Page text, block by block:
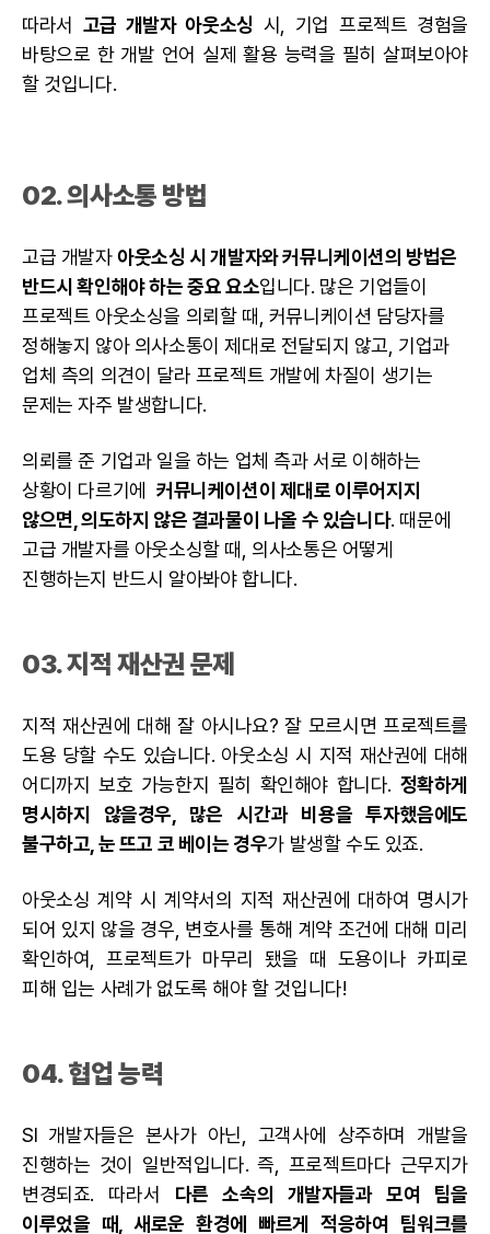
따라서 고급 개발자 아웃소싱 시, 기업 프로젝트 경험을
바탕으로 한 개발 언어 실제 활용 능력을 필히 살펴보아야
할 것입니다.
02. 의사소통 방법
고급 개발자아웃소싱 시 개발자와 커뮤니케이션의 방법은
반드시 확인해야 하는 중요 요소입니다. 많은 기업들이
프로젝트 아웃소싱을 의뢰할 때, 커뮤니케이션 담당자를
정해놓지 않아 의사소통이 제대로 전달되지 않고, 기업과
업체 측의 의견이 달라 프로젝트 개발에 차질이 생기는
문제는 자주 발생합니다.
의뢰를 준 기업과 일을 하는 업체 측과 서로 이해하는
상황이 다르기에 커뮤니케이션이 제대로 이루어지지
않으면, 의도하지 않은 결과물이 나올 수 있습니다. 때문에
고급 개발자를 아웃소싱할 때, 의사소통은 어떻게
진행하는지 반드시 알아봐야 합니다.
03. 지적 재산권 문제
지적 재산권에 대해 잘 아시나요? 잘 모르시면 프로젝트를
도용 당할 수도 있습니다. 아웃소싱 시 지적 재산권에 대해
어디까지 보호 가능한지 필히 확인해야 합니다. 정확하게
명시하지 않을경우, 많은 시간과 비용을 투자했음에도
불구하고, 눈 뜨고 코 베이는 경우가 발생할 수도 있죠.
아웃소싱 계약 시 계약서의 지적 재산권에 대하여 명시가
되어 있지 않을 경우, 변호사를 통해 계약 조건에 대해 미리
확인하여, 프로젝트가 마무리 됐을 때 도용이나 카피로
피해 입는 사례가 없도록 해야 할 것입니다!
04. 협업 능력
SI 개발자들은 본사가 아닌, 고객사에 상주하며 개발을
진행하는 것이 일반적입니다. 즉, 프로젝트마다 근무지가
변경되죠. 따라서 다른 소속의 개발자들과 모여 팀을
이루었을 때, 새로운 환경에 빠르게 적응하여 팀워크를